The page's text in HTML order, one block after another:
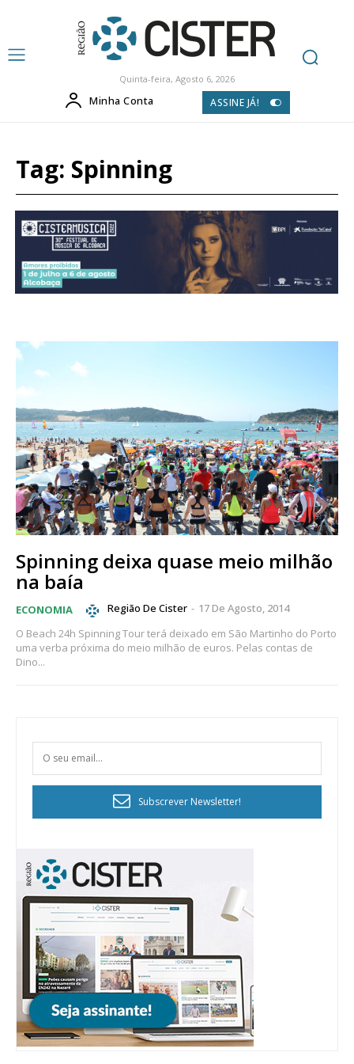
Quinta-feira, Agosto 6, 2026
Minha Conta ASSINE JÁ!
Tag: Spinning
Spinning deixa quase meio milhão
na baía
ECONOMIA Região De Cister - 17 De Agosto, 2014
O Beach 24h Spinning Tour terá deixado em São Martinho do Porto
uma verba próxima do meio milhão de euros. Pelas contas de
Dino...
Subscrever Newsletter!